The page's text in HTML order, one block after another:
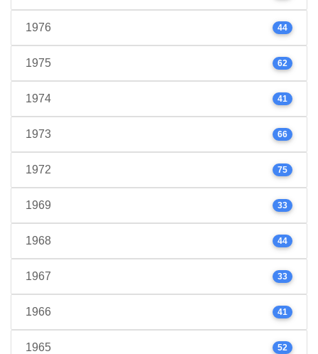
1976 44
1975 62
1974 41
1973 66
1972 75
1969 33
1968 44
1967 33
1966 41
1965 52